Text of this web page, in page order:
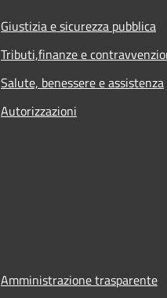
Giustizia e sicurezza pubblica
Tributi,finanze e
Salute, benessere e assistenza
Autorizzazioni
Amministrazione trasparente